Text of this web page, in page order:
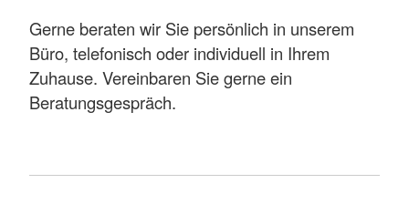
Gerne beraten wir Sie persönlich in unserem
Büro, telefonisch oder individuell in Ihrem
Zuhause. Vereinbaren Sie gerne ein
Beratungsgespräch.